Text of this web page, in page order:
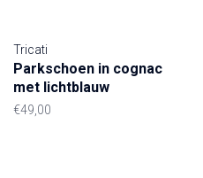
Tricati
Parkschoen in cognac
met lichtblauw
€49,00